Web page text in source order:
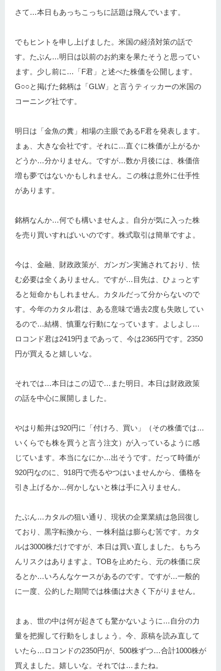
さて…本日もあっちこっちに話題は飛んでいます。
でもヒントを申し上げました。米国の経済対策の話で
す。たぶん…明日は以前のお約束を果たそうと思ってい
ます。少し前に…「F君」と述べた株価を公開します。
G○○と掲げた銘柄は「GLW」と言うティッカーの米国の
コーニング社です。
明日は「金魚の糞」相場の主眼であるF君を発表します。
まぁ、大きな会社です。それに…直ぐに株価が上がるか
どうか…分かりません。ですが…数か月後には、株価倍
増も夢ではないかもしれません。この株は意外に仕手性
があります。
銘柄なんか…何でも構いませんよ。自分が気に入った株
を売り買いすればいいのです。株式取引は簡単ですよ。
今は、金融、財政政策が、ガンガン実施されており、怯
む必要は全くありません。ですが…目先は、ひょっとす
ると短命かもしれません。カタルだって分からないので
す。今年のカタル君は、ある意味で過去2度も失敗してい
るので…結構、慎重な行動になっています。よしよし…
ロコンド君は2419円まであって、今は2365円です。2350
円が買えると嬉しいな。
それでは…本日はこの辺で…また明日。本日は財政政策
の話を中心に展開しました。
やはり船井は920円に「付けろ、買い」（その株価では…
いくらでも株を買うと言う注文）が入っているように感
じています。本当になにか…出そうです。だって時価が
920円なのに、918円で売るやつはいませんから、価格を
引き上げるか…何かしないと株は手に入りません。
たぶん…カタルの狙い通り、現状の企業業績は急回復し
ており、黒字転換から、一株利益は膨らむ筈です。カタ
ルは3000株だけですが、本日は買い直しました。もちろ
んリスクはありますよ。TOBを止めたら、元の株価に戻
るとか…いろんなケースがあるのです。ですが…一般的
に一度、公約した期間では株価は大きく下がりません。
まぁ、世の中は何が起きても驚かないように…自分の力
量を把握して行動をしましょう。今、原稿を読み直して
いたら…ロコンドの2350円が、500株ずつ…合計1000株が
買えました。嬉しいな。それでは…またね。